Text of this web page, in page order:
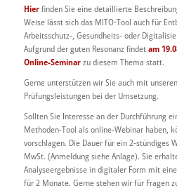
Hier finden Sie eine detaillierte
Weise lässt sich das MITO-Tool auch für
Arbeitsschutz-, Gesundheits- oder
Aufgrund der guten Resonanz findetam
Online-Seminarzu diesem Thema statt.
Gerne unterstützen wir Sie auch mit
Prüfungsleistungen bei der Umsetzung.
Sollten Sie Interesse an der Durchführung
Methoden-Tool als online-Webinar haben,
vorschlagen. Die Dauer für ein 2-stündiges
MwSt. (Anmeldung siehe Anlage). Sie
Analyseergebnisse in digitaler Form mit
für 2 Monate. Gerne stehen wir für Fragen